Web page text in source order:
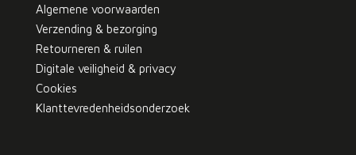
Algemene voorwaarden
Verzending & bezorging
Retourneren & ruilen
Digitale veiligheid & privacy
Cookies
Klanttevredenheidsonderzoek